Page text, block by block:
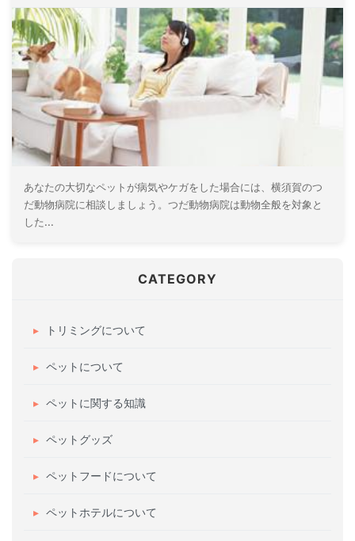
あなたの大切なペットが病気やケガをした場合には、横須賀のつ
だ動物病院に相談しましょう。つだ動物病院は動物全般を対象と
した...
CATEGORY
トリミングについて
ペットについて
ペットに関する知識
ペットグッズ
ペットフードについて
ペットホテルについて